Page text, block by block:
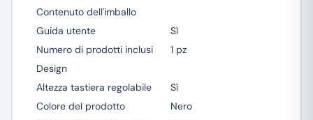
Contenuto dell'imballo
Guida utente
Sì
Numero di prodotti inclusi
1 pz
Design
Altezza tastiera regolabile
Sì
Colore del prodotto
Nero